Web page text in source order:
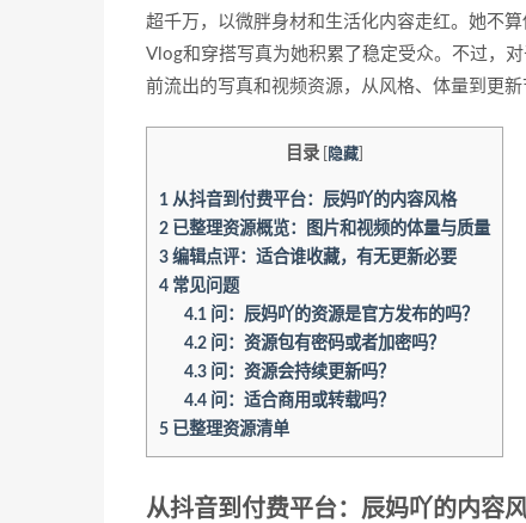
超千万，以微胖身材和生活化内容走红。她不
Vlog和穿搭写真为她积累了稳定受众。不过，
前流出的写真和视频资源，从风格、体量到更
目录 隐藏
1 从抖音到付费平台：辰妈吖的内容风格
2 已整理资源概览：图片和视频的体量与质量
3 编辑点评：适合谁收藏，有无更新必要
4 常见问题
4.1 问：辰妈吖的资源是官方发布的吗？
4.2 问：资源包有密码或者加密吗？
4.3 问：资源会持续更新吗？
4.4 问：适合商用或转载吗？
5 已整理资源清单
从抖音到付费平台：辰妈吖的内容